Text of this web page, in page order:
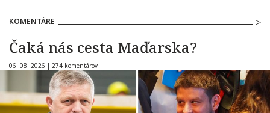
KOMENTÁRE
Čaká nás cesta Maďarska?
06. 08. 2026 | 274 komentárov